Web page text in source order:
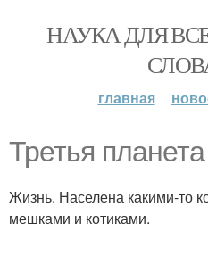
НАУКА ДЛЯ
главная
Третья
Жизнь. Населена какими-то
мешками и котиками.